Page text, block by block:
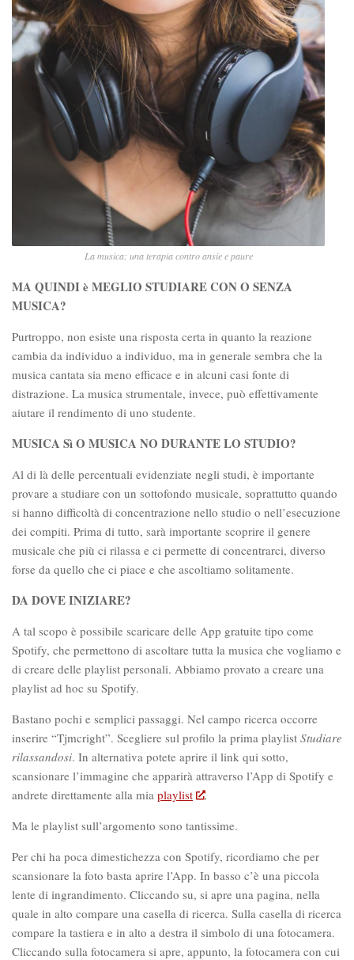
La musica: una terapia contro ansie e paure
MA QUINDI è MEGLIO STUDIARE CON O SENZA
MUSICA?
Purtroppo, non esiste una risposta certa in quanto la reazione
cambia da individuo a individuo, ma in generale sembra che la
musica cantata sia meno efficace e in alcuni casi fonte di
distrazione. La musica strumentale, invece, può effettivamente
aiutare il rendimento di uno studente.
MUSICA Sì O MUSICA NO DURANTE LO STUDIO?
Al di là delle percentuali evidenziate negli studi, è importante
provare a studiare con un sottofondo musicale, soprattutto quando
si hanno difficoltà di concentrazione nello studio o nell’esecuzione
dei compiti. Prima di tutto, sarà importante scoprire il genere
musicale che più ci rilassa e ci permette di concentrarci, diverso
forse da quello che ci piace e che ascoltiamo solitamente.
DA DOVE INIZIARE?
A tal scopo è possibile scaricare delle App gratuite tipo come
Spotify, che permettono di ascoltare tutta la musica che vogliamo e
di creare delle playlist personali. Abbiamo provato a creare una
playlist ad hoc su Spotify.
Bastano pochi e semplici passaggi. Nel campo ricerca occorre
inserire “Tjmcright”. Scegliere sul profilo la prima playlist Studiare
rilassandosi. In alternativa potete aprire il link qui sotto,
scansionare l’immagine che apparirà attraverso l’App di Spotify e
andrete direttamente alla mia playlist
.
Ma le playlist sull’argomento sono tantissime.
Per chi ha poca dimestichezza con Spotify, ricordiamo che per
scansionare la foto basta aprire l’App. In basso c’è una piccola
lente di ingrandimento. Cliccando su, si apre una pagina, nella
quale in alto compare una casella di ricerca. Sulla casella di ricerca
compare la tastiera e in alto a destra il simbolo di una fotocamera.
Cliccando sulla fotocamera si apre, appunto, la fotocamera con cui